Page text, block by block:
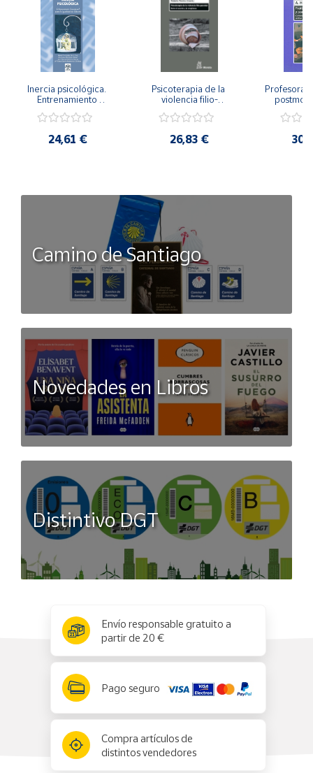
Inercia psicológica.
Entrenamiento
Igualdad de Género.
24,61 €
Psicoterapia de la
violencia filio-
secreto y la
26,83 €
Camino de Santiago
Novedades en Libros
Distintivo DGT
Envío responsable gratuito a
partir de 20 €
Pago seguro
Compra artículos de
distintos vendedores